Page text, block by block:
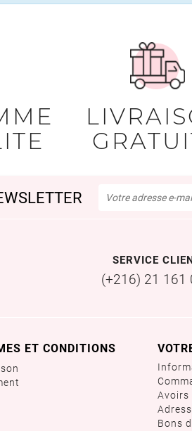
SERVICE
(+216) 21 161
ET CONDITIONS
Avoirs
Bons